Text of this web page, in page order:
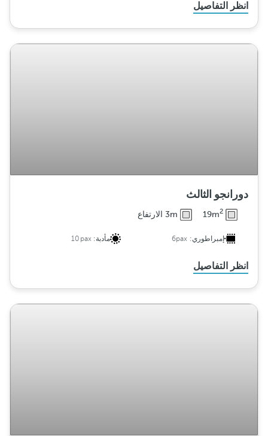
انظر التفاصيل
دورانجو الثالث
19m2 3m الارتفاع
إمبراطوري: 6pax مأدبة:10pax
انظر التفاصيل